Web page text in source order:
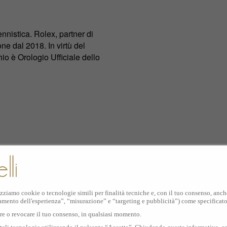
Rolex, partner di
dal 2018. In virtù del
è Orologio Ufficiale dello
in cemento di
del mondo.
cookie o tecnologie simili per finalità tecniche e, con il tuo consenso,
dell'esperienza”, “misurazione” e “targeting e pubblicità”) come
o revocare il tuo consenso, in qualsiasi momento.